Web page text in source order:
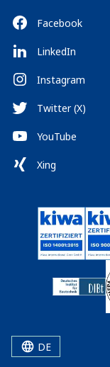
Facebook
LinkedIn
Instagram
Twitter (X)
YouTube
Xing
DE